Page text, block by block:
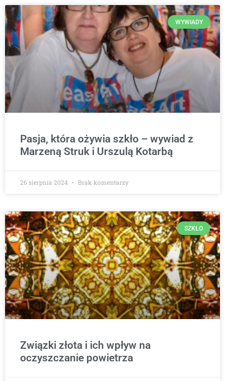
WYWIADY
Pasja, która ożywia szkło – wywiad z
Marzeną Struk i Urszulą Kotarbą
26 sierpnia 2024 Brak komentarzy
SZKŁO
Związki złota i ich wpływ na
oczyszczanie powietrza